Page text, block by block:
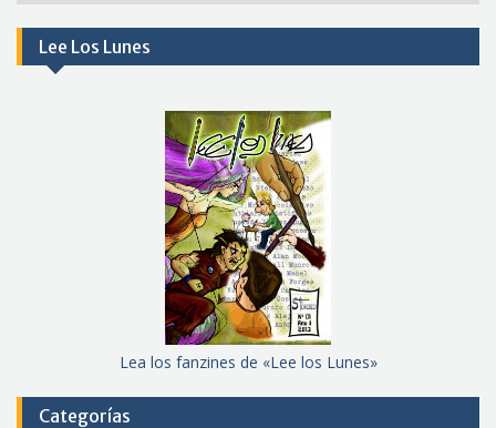
Lee Los Lunes
Lea los fanzines de «Lee los Lunes»
Categorías